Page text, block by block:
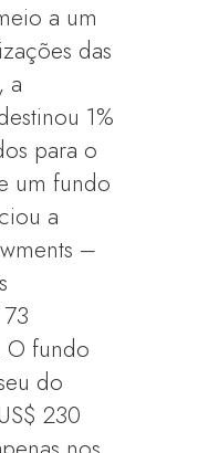
a um
das
a
1%
para o
um fundo
a
–
O fundo
do
230